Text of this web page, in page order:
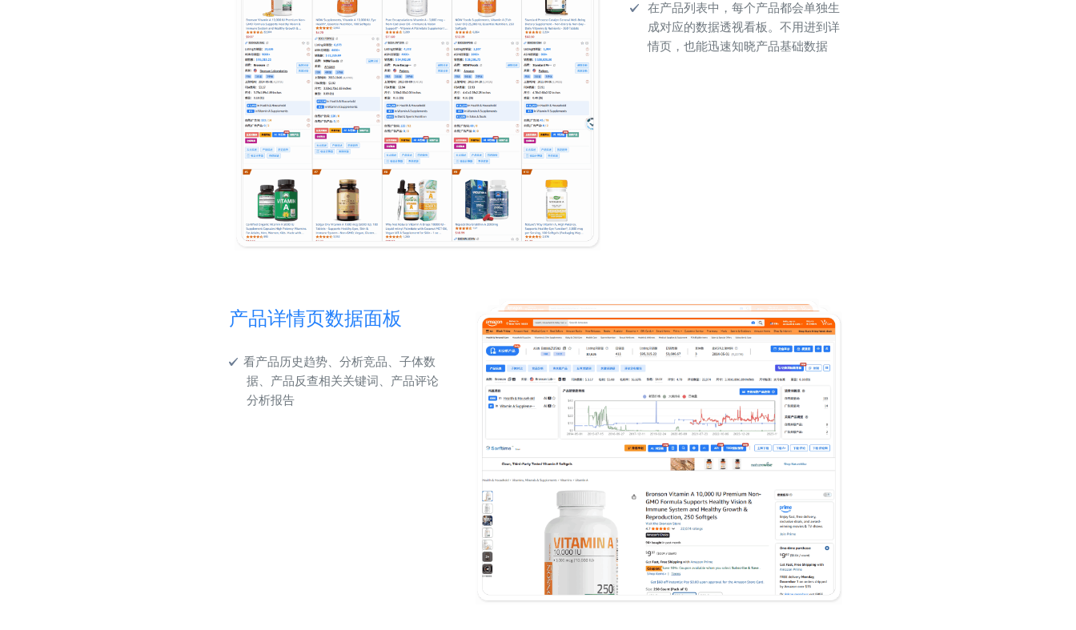
在产品列表中，每个产品都会单独生
成对应的数据透视看板。不用进到详
情页，也能迅速知晓产品基础数据
产品详情页数据面板
看产品历史趋势、分析竞品、子体数
据、产品反查相关关键词、产品评论
分析报告